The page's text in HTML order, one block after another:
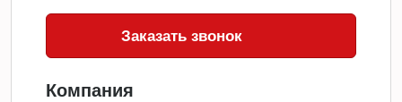
Заказать звонок
Компания